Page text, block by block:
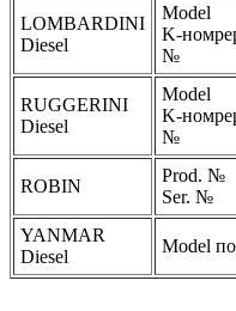
LOMBARDINI
Diesel
Model
K-
№
RUGGERINI
Diesel
Model
K-
№
ROBIN
Prod. №
Ser. №
YANMAR
Diesel
Model